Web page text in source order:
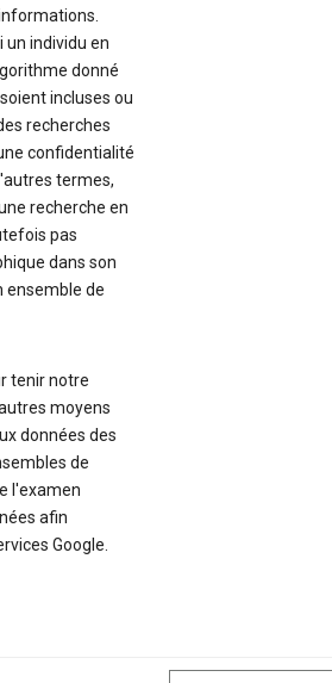
individu en
donné
incluses ou
recherches
confidentialité
termes,
recherche en
pas
dans son
ensemble de
tenir notre
moyens
données des
de
l'examen
afin
Google.